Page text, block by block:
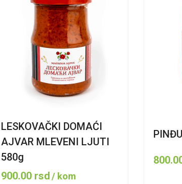
LESKOVAČKI DOMAĆI
AJVAR MLEVENI LJUTI
580g
900.00 rsd/ kom